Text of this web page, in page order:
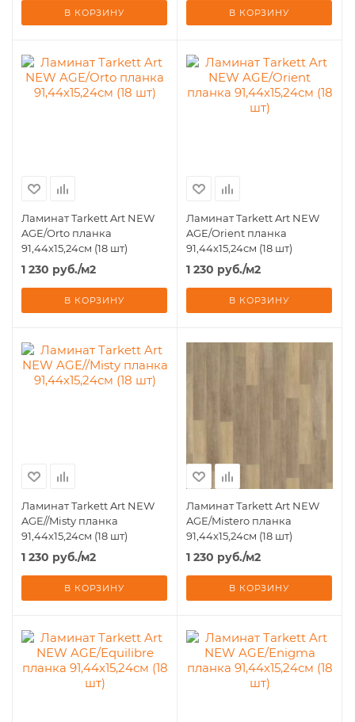
В КОРЗИНУ В КОРЗИНУ
Ламинат Tarkett Art NЕW
AGE/Orto планка
91,44х15,24см (18 шт)
1 230 руб./м2
В КОРЗИНУ
Ламинат Tarkett Art NЕW
AGE/Orient планка
91,44х15,24см (18 шт)
1 230 руб./м2
В КОРЗИНУ
Ламинат Tarkett Art NЕW
AGE//Misty планка
91,44х15,24см (18 шт)
1 230 руб./м2
В КОРЗИНУ
Ламинат Tarkett Art NЕW
AGE/Mistero планка
91,44х15,24см (18 шт)
1 230 руб./м2
В КОРЗИНУ